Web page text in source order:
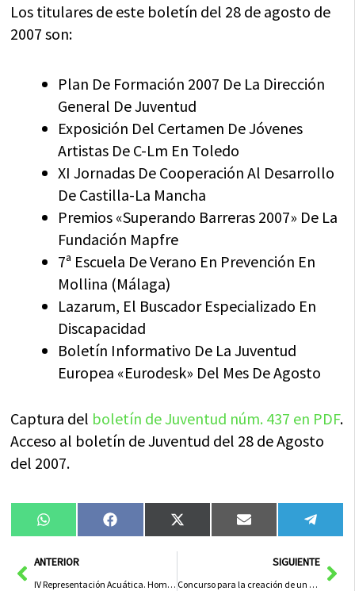
Los titulares de este boletín del 28 de agosto de
2007 son:
Plan De Formación 2007 De La Dirección
General De Juventud
Exposición Del Certamen De Jóvenes
Artistas De C-Lm En Toledo
XI Jornadas De Cooperación Al Desarrollo
De Castilla-La Mancha
Premios «Superando Barreras 2007» De La
Fundación Mapfre
7ª Escuela De Verano En Prevención En
Mollina (Málaga)
Lazarum, El Buscador Especializado En
Discapacidad
Boletín Informativo De La Juventud
Europea «Eurodesk» Del Mes De Agosto
Captura del boletín de Juventud núm. 437 en PDF.
Acceso al boletín de Juventud del 28 de Agosto
del 2007.
Compartir
en
WhatsAppCompartir
en
FacebookCompartir
en
X
(Twitter)
Compartir
en
Email
en
AntANTERIOR
IV Representación Acuática. Homenaje a Juan Manuel Agudo
SIGUIENTE
Concurso para la creación de un logo para Hemprenova